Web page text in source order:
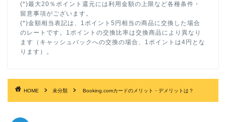
(*)最大20％ポイント還元には利用金額の上限など各種条件・
留意事項がございます。
(*)金額相当表記は、1ポイント5円相当の商品に交換した場合
のレートです。1ポイントの交換比率は交換商品により異なり
ます（キャッシュバックへの交換の場合、1ポイントは4円とな
ります）。
HOME 未分類 Booking.comカードのメリット・デメリットは？